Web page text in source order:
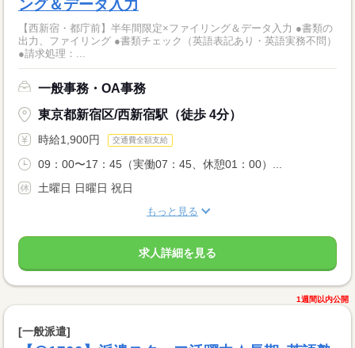
ング＆データ入力
【西新宿・都庁前】半年間限定×ファイリング＆データ入力 ●書類の
出力、ファイリング ●書類チェック（英語表記あり・英語実務不問）
●請求処理：...
一般事務・OA事務
東京都新宿区/西新宿駅（徒歩 4分）
時給1,900円 交通費全額支給
09：00〜17：45（実働07：45、休憩01：00）...
土曜日 日曜日 祝日
もっと見る
求人詳細を見る
1週間以内公開
[一般派遣]